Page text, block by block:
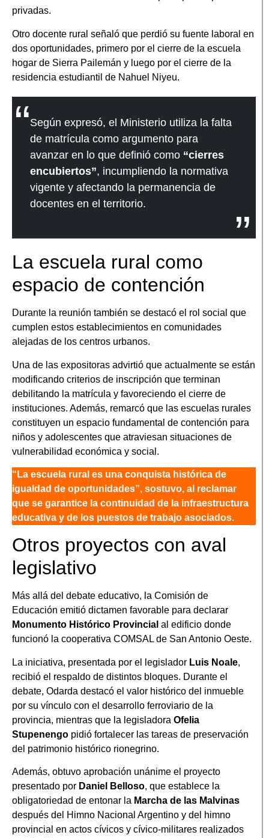
privadas.
Otro docente rural señaló que perdió su fuente laboral en
dos oportunidades, primero por el cierre de la escuela
hogar de Sierra Pailemán y luego por el cierre de la
residencia estudiantil de Nahuel Niyeu.
Según expresó, el Ministerio utiliza la falta
de matrícula como argumento para
avanzar en lo que definió como “cierres
encubiertos”, incumpliendo la normativa
vigente y afectando la permanencia de
docentes en el territorio.
La escuela rural como
espacio de contención
Durante la reunión también se destacó el rol social que
cumplen estos establecimientos en comunidades
alejadas de los centros urbanos.
Una de las expositoras advirtió que actualmente se están
modificando criterios de inscripción que terminan
debilitando la matrícula y favoreciendo el cierre de
instituciones. Además, remarcó que las escuelas rurales
constituyen un espacio fundamental de contención para
niños y adolescentes que atraviesan situaciones de
vulnerabilidad económica y social.
“La escuela rural es una conquista histórica de
igualdad de oportunidades”, sostuvo, al reclamar
que se garantice la continuidad de la infraestructura
educativa y de los puestos de trabajo asociados.
Otros proyectos con aval
legislativo
Más allá del debate educativo, la Comisión de
Educación emitió dictamen favorable para declarar
Monumento Histórico Provincial al edificio donde
funcionó la cooperativa COMSAL de San Antonio Oeste.
La iniciativa, presentada por el legislador Luis Noale,
recibió el respaldo de distintos bloques. Durante el
debate, Odarda destacó el valor histórico del inmueble
por su vínculo con el desarrollo ferroviario de la
provincia, mientras que la legisladora Ofelia
Stupenengo pidió fortalecer las tareas de preservación
del patrimonio histórico rionegrino.
Además, obtuvo aprobación unánime el proyecto
presentado por Daniel Belloso, que establece la
obligatoriedad de entonar la Marcha de las Malvinas
después del Himno Nacional Argentino y del himno
provincial en actos cívicos y cívico-militares realizados